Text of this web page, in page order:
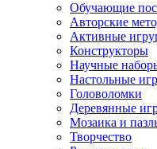
Обучающие
Авторские
Активные
Конструкторы
Научные
Настольные
Головоломки
Деревянные
Мозаика и
Творчество